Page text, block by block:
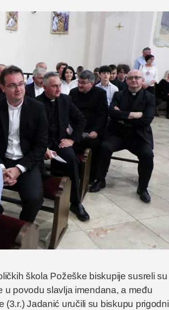
škola Požeške biskupije susreli su
u povodu slavlja imendana, a među
(3.r.) Jadanić uručili su biskupu prigodni